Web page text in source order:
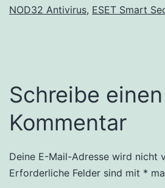
NOD32 Antivirus, ESET Smart
Schreibe einen
Kommentar
Deine E-Mail-Adresse wird nicht
Erforderliche Felder sind mit *
Alternative: